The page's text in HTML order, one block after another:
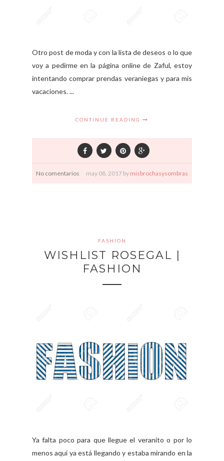
Otro post de moda y con la lista de deseos o lo que
voy a pedirme en la página online de Zaful, estoy
intentando comprar prendas veraniegas y para mis
vacaciones. ...
CONTINUE READING
No comentarios may 08, 2017 by misbrochasysombras
FASHION
WISHLIST ROSEGAL |
FASHION
Ya falta poco para que llegue el veranito o por lo
menos aquí ya está llegando y estaba mirando en la